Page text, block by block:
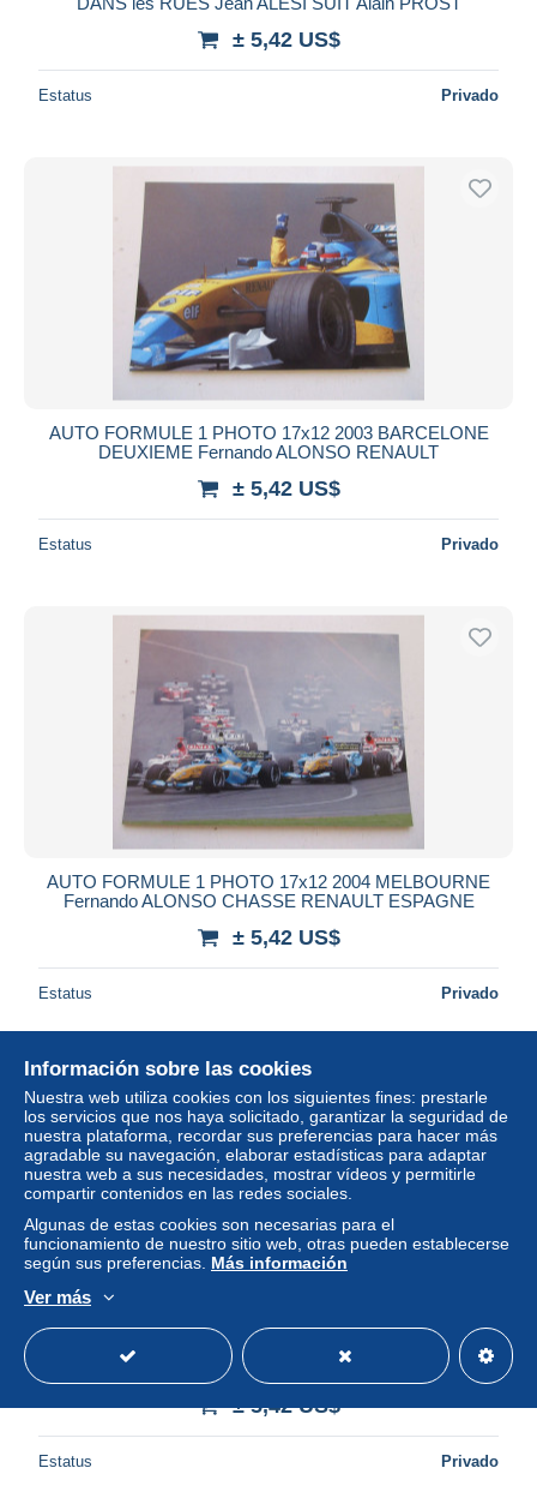
± 5,42 US$
Estatus Privado
AUTO FORMULE 1 PHOTO 17x12 2003 BARCELONE
DEUXIEME Fernando ALONSO RENAULT
± 5,42 US$
Estatus Privado
AUTO FORMULE 1 PHOTO 17x12 2004 MELBOURNE
Fernando ALONSO CHASSE RENAULT ESPAGNE
± 5,42 US$
Estatus Privado
AUTO FORMULE 1 PHOTO 17x12 2005
NURBURGRING ESSAIS F. ALONSO RENAULT
ESPAGNE
± 5,42 US$
Estatus Privado
Información sobre las cookies
Nuestra web utiliza cookies con los siguientes fines: prestarle
los servicios que nos haya solicitado, garantizar la seguridad de
nuestra plataforma, recordar sus preferencias para hacer más
agradable su navegación, elaborar estadísticas para adaptar
nuestra web a sus necesidades, mostrar vídeos y permitirle
compartir contenidos en las redes sociales.
Algunas de estas cookies son necesarias para el
funcionamiento de nuestro sitio web, otras pueden establecerse
según sus preferencias. Más información
Ver más